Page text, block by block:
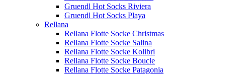
Gruendl Hot Socks Riviera
Gruendl Hot Socks Playa
Rellana
Rellana Flotte Socke Christmas
Rellana Flotte Socke Salina
Rellana Flotte Socke Kolibri
Rellana Flotte Socke Boucle
Rellana Flotte Socke Patagonia